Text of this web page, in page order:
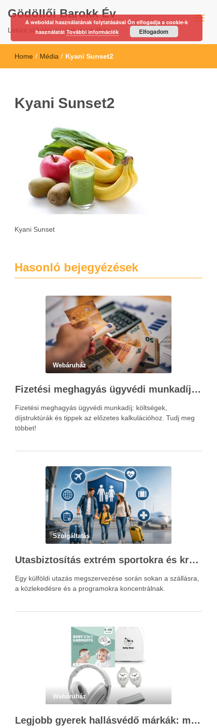
Gödöllői Barokk Év
Letűnt stíluskorszakok nyomában…
Home / Média / Kyani Sunset2
Kyani Sunset2
Kyani Sunset
Hasonló bejegyézések
Webáruház
Fizetési meghagyás ügyvédi munkadíja: teljes költségvetési útmutató
Fizetési meghagyás ügyvédi munkadíj: költségek,
díjstruktúrák és tippek az előzetes kalkulációhoz. Tudj meg
többet!
Szolgáltatás
Utasbiztosítás extrém sportokra és krónikus betegségek esetén: mire figyelj utazás előtt?
Egy külföldi utazás megszervezése során sokan a szállásra,
a közlekedésre és a programokra koncentrálnak.
Webáruház
Legjobb gyerek hallásvédő márkák: mire figyeljenek a szülők választáskor?
A weboldal használatának folytatásával Ön elfogadja a cookie-k
használatátTovábbi információk Elfogadom